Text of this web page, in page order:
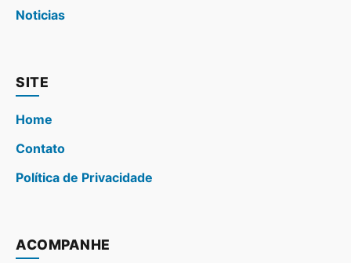
Noticias
SITE
Home
Contato
Política de Privacidade
ACOMPANHE